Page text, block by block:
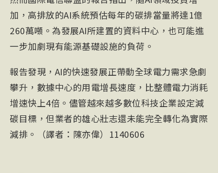
加，高排放的AI系統預估每年的碳排當量將達1億
260萬噸。為發展AI所建置的資料中心，也可能進
一步加劇現有能源基礎設施的負荷。
報告發現，AI的快速發展正帶動全球電力需求急劇
攀升，數據中心的用電增長速度，比整體電力消耗
增速快上4倍。儘管越來越多數位科技企業設定減
碳目標，但業者的雄心壯志還未能完全轉化為實際
減排。（譯者：陳亦偉）1140606